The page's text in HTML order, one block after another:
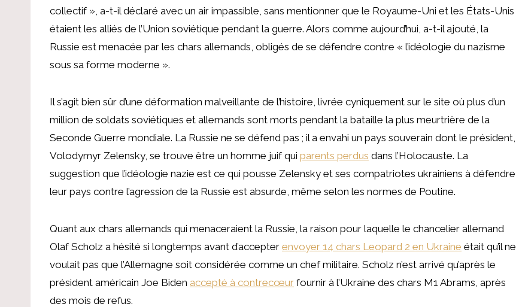
collectif », a-t-il déclaré avec un air impassible, sans mentionner que le Royaume-Uni et les États-Unis
étaient les alliés de l’Union soviétique pendant la guerre. Alors comme aujourd’hui, a-t-il ajouté, la
Russie est menacée par les chars allemands, obligés de se défendre contre « l’idéologie du nazisme
sous sa forme moderne ».
Il s’agit bien sûr d’une déformation malveillante de l’histoire, livrée cyniquement sur le site où plus d’un
million de soldats soviétiques et allemands sont morts pendant la bataille la plus meurtrière de la
Seconde Guerre mondiale. La Russie ne se défend pas ; il a envahi un pays souverain dont le président,
Volodymyr Zelensky, se trouve être un homme juif qui parents perdus dans l’Holocauste. La
suggestion que l’idéologie nazie est ce qui pousse Zelensky et ses compatriotes ukrainiens à défendre
leur pays contre l’agression de la Russie est absurde, même selon les normes de Poutine.
Quant aux chars allemands qui menaceraient la Russie, la raison pour laquelle le chancelier allemand
Olaf Scholz a hésité si longtemps avant d’accepter envoyer 14 chars Leopard 2 en Ukraine était qu’il ne
voulait pas que l’Allemagne soit considérée comme un chef militaire. Scholz n’est arrivé qu’après le
président américain Joe Biden accepté à contrecœur fournir à l’Ukraine des chars M1 Abrams, après
des mois de refus.